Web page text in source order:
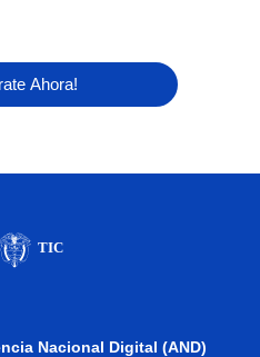
Ahora!
Nacional Digital (AND)